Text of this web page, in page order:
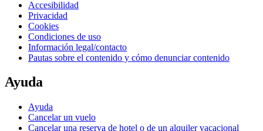
Accesibilidad
Privacidad
Cookies
Condiciones de uso
Información legal/contacto
Pautas sobre el contenido y cómo denunciar contenido
Ayuda
Ayuda
Cancelar un vuelo
Cancelar una reserva de hotel o de un alquiler vacacional